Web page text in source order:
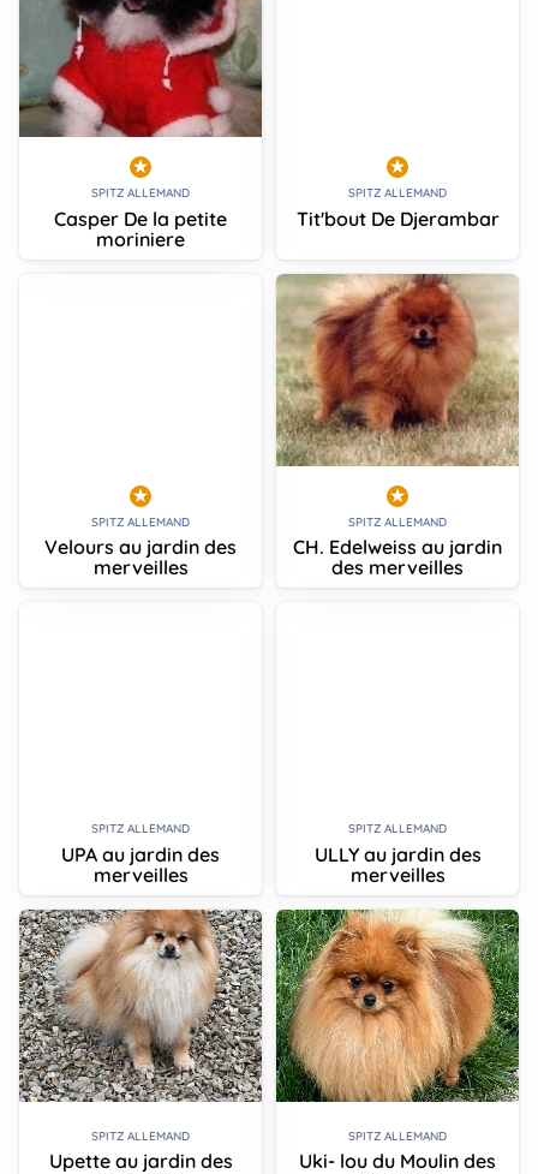
SPITZ ALLEMAND
Casper De la petite
moriniere
SPITZ ALLEMAND
Tit'bout De Djerambar
SPITZ ALLEMAND
Velours au jardin des
merveilles
SPITZ ALLEMAND
CH. Edelweiss au jardin
des merveilles
SPITZ ALLEMAND
UPA au jardin des
merveilles
SPITZ ALLEMAND
ULLY au jardin des
merveilles
SPITZ ALLEMAND
Upette au jardin des
SPITZ ALLEMAND
Uki- lou du Moulin des